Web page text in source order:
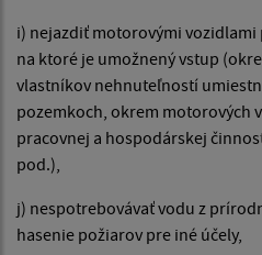
i) nejazdiť motorovými vozidlami
na ktoré je umožnený vstup
vlastníkov nehnuteľností
pozemkoch, okrem motorových
pracovnej a hospodárskej
pod.),
j) nespotrebovávať vodu z
hasenie požiarov pre iné účely,